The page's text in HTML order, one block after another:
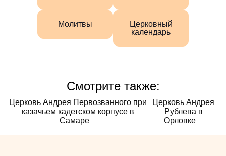
Молитвы
Церковный
календарь
Смотрите также:
Смотрите
также:
Церковь Андрея Первозванного при
казачьем кадетском корпусе в
Самаре
Церковь Андрея
Рублева в
Орловке